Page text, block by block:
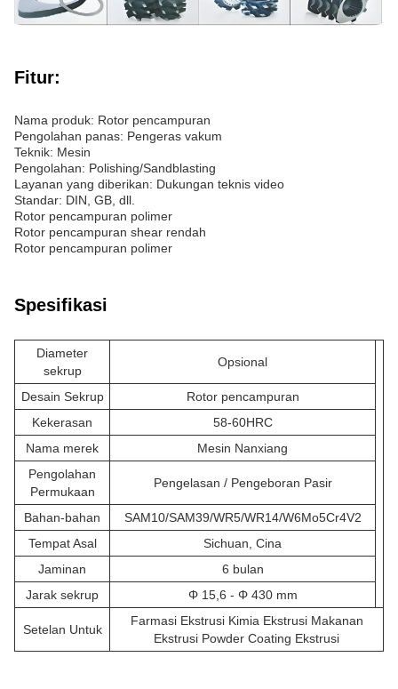
Fitur:
Nama produk: Rotor pencampuran
Pengolahan panas: Pengeras vakum
Teknik: Mesin
Pengolahan: Polishing/Sandblasting
Layanan yang diberikan: Dukungan teknis video
Standar: DIN, GB, dll.
Rotor pencampuran polimer
Rotor pencampuran shear rendah
Rotor pencampuran polimer
Spesifikasi
Diameter
sekrup
Opsional
Desain Sekrup
Rotor pencampuran
Kekerasan
58-60HRC
Nama merek
Mesin Nanxiang
Pengolahan
Permukaan
Pengelasan / Pengeboran Pasir
Bahan-bahan
SAM10/SAM39/WR5/WR14/W6Mo5Cr4V2
Tempat Asal
Sichuan, Cina
Jaminan
6 bulan
Jarak sekrup
Φ 15,6 - Φ 430 mm
Setelan Untuk
Farmasi Ekstrusi Kimia Ekstrusi Makanan
Ekstrusi Powder Coating Ekstrusi